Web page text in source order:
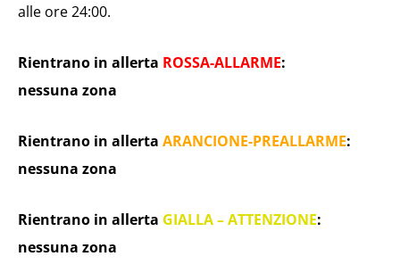
alle ore 24:00.
Rientrano in allerta ROSSA-ALLARME:
nessuna zona
Rientrano in allerta ARANCIONE-PREALLARME:
nessuna zona
Rientrano in allerta GIALLA – ATTENZIONE:
nessuna zona